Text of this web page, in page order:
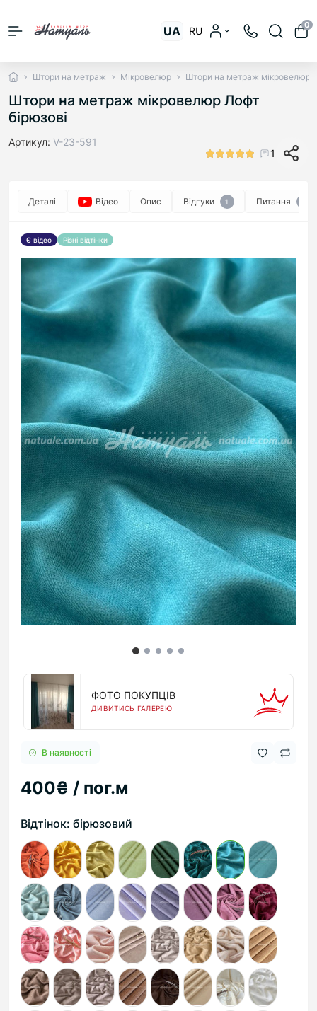
UA RU
0
Штори на метраж Мікровелюр Штори на метраж мікровелюр
Штори на метраж мікровелюр Лофт
бірюзові
Артикул: V-23-591
1
Деталі Відео Опис Відгуки 1 Питання
Є відео Різні відтінки
ФОТО ПОКУПЦІВ
ДИВИТИСЬ ГАЛЕРЕЮ
В наявності
400₴ / пог.м
Відтінок: бірюзовий